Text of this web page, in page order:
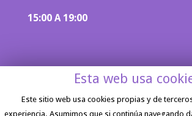
15:00 A 19:00
Esta web usa
Este sitio web usa cookies propias y de
experiencia. Asumimos que si continúa navegando